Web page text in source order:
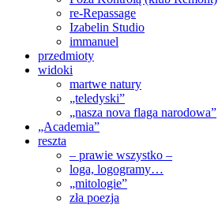
re-Repassage
Izabelin Studio
immanuel
przedmioty
widoki
martwe natury
„teledyski”
„nasza nova flaga narodowa”
„Academia”
reszta
– prawie wszystko –
loga, logogramy…
„mitologie”
zła poezja